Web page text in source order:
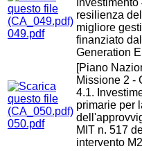
049.pdf
resilienza
migliore
finanziato
Generation
050.pdf
[Piano
Missione 2 -
4.1.
primarie per
MIT n. 517
intervento